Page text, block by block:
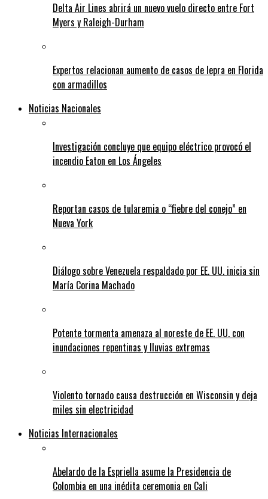
Delta Air Lines abrirá un nuevo vuelo directo entre Fort
Myers y Raleigh-Durham
Expertos relacionan aumento de casos de lepra en Florida
con armadillos
Noticias Nacionales
Investigación concluye que equipo eléctrico provocó el
incendio Eaton en Los Ángeles
Reportan casos de tularemia o “fiebre del conejo” en
Nueva York
Diálogo sobre Venezuela respaldado por EE. UU. inicia sin
María Corina Machado
Potente tormenta amenaza al noreste de EE. UU. con
inundaciones repentinas y lluvias extremas
Violento tornado causa destrucción en Wisconsin y deja
miles sin electricidad
Noticias Internacionales
Abelardo de la Espriella asume la Presidencia de
Colombia en una inédita ceremonia en Cali